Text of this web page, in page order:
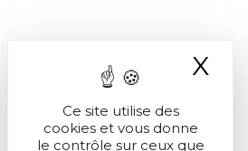
Ce site utilise des
cookies et vous donne
le contrôle sur ceux que
X